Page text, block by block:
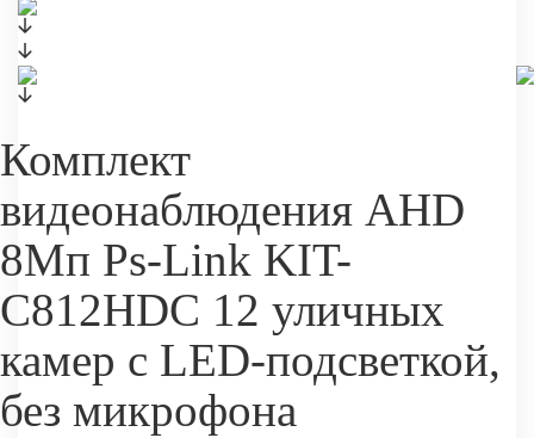
Комплект
видеонаблюдения AHD
8Мп Ps-Link KIT-
C812HDC 12 уличных
камер с LED-подсветкой,
без микрофона